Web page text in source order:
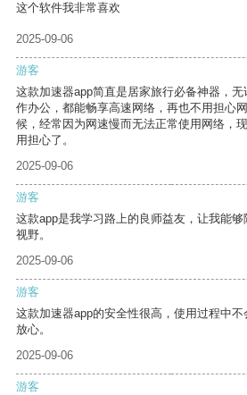
这个软件我非常喜欢
2025-09-06
游客
这款加速器app简直是居家旅行必备神器，
作办公，都能畅享高速网络，再也不用担心
候，经常因为网速慢而无法正常使用网络，
用担心了。
2025-09-06
游客
这款app是我学习路上的良师益友，让我能
视野。
2025-09-06
游客
这款加速器app的安全性很高，使用过程中
放心。
2025-09-06
游客